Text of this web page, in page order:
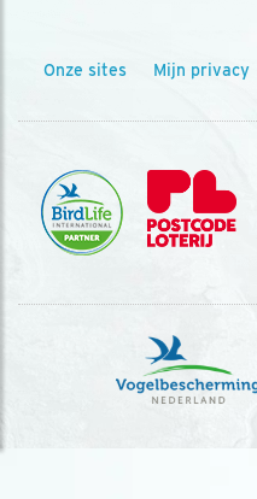
Onze sites Mijn privacy